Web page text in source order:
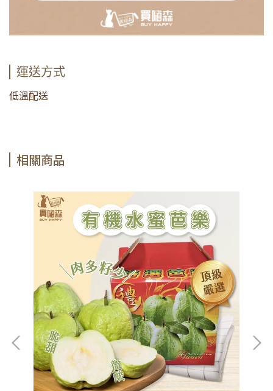
運送方式
低溫配送
相關商品